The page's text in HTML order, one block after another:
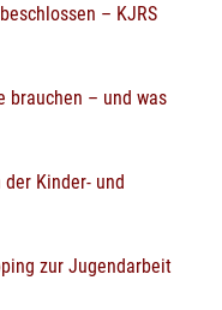
– KJRS
brauchen – und was
Kinder- und
zur Jugendarbeit